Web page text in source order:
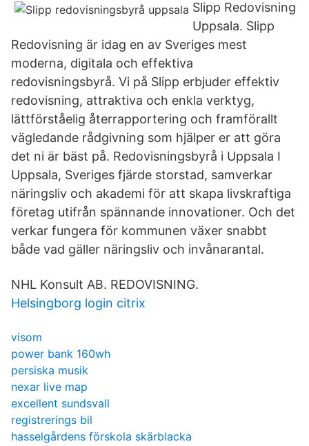
Slipp Redovisning
Uppsala. Slipp
Redovisning är idag en av Sveriges mest
moderna, digitala och effektiva
redovisningsbyrå. Vi på Slipp erbjuder effektiv
redovisning, attraktiva och enkla verktyg,
lättförståelig återrapportering och framförallt
vägledande rådgivning som hjälper er att göra
det ni är bäst på. Redovisningsbyrå i Uppsala I
Uppsala, Sveriges fjärde storstad, samverkar
näringsliv och akademi för att skapa livskraftiga
företag utifrån spännande innovationer. Och det
verkar fungera för kommunen växer snabbt
både vad gäller näringsliv och invånarantal.
NHL Konsult AB. REDOVISNING.
Helsingborg login citrix
visom
power bank 160wh
persiska musik
nexar live map
excellent sundsvall
registrerings bil
hasselgårdens förskola skärblacka